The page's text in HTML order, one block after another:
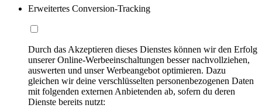
Erweitertes Conversion-Tracking
Durch das Akzeptieren dieses Dienstes können wir den Erfolg
unserer Online-Werbeeinschaltungen besser nachvollziehen,
auswerten und unser Werbeangebot optimieren. Dazu
gleichen wir deine verschlüsselten personenbezogenen Daten
mit folgenden externen Anbietenden ab, sofern du deren
Dienste bereits nutzt: